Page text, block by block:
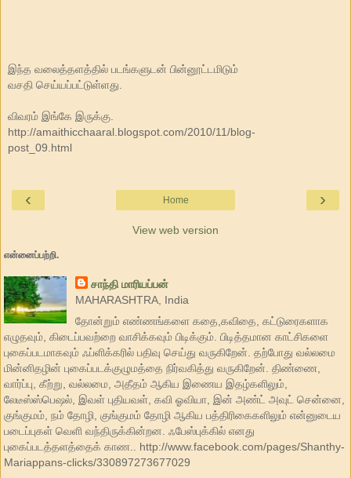
இந்த வலைத்தளத்தில் படங்களுடன் பின்னூட்டமிடும்
வசதி செய்யப்பட்டுள்ளது.
விவரம் இங்கே இருக்கு.
http://amaithicchaaral.blogspot.com/2010/11/blog-
post_09.html
‹ ›
Home
View web version
என்னைப்பற்றி.
சாந்தி மாரியப்பன்
MAHARASHTRA, India
தோன்றும் எண்ணங்களை கதை,கவிதை, கட்டுரைகளாக
எழுதவும், கிடைப்பவற்றை வாசிக்கவும் பிடிக்கும். பிடித்தமான காட்சிகளை
புகைப்படமாகவும் ஃப்ளிக்கரில் பதிவு செய்து வருகிறேன். தற்போது வல்லமை
மின்னிதழின் புகைப்படக்குழுமத்தை நிர்வகித்து வருகிறேன். திண்ணை,
வார்ப்பு, கீற்று, வல்லமை, அதீதம் ஆகிய இணைய இதழ்களிலும்,
லேடீஸ்ஸ்பெஷல், இவள் புதியவள், கவி ஓவியா, இன் அண்ட் அவுட் சென்னை,
குங்குமம், நம் தோழி, குங்குமம் தோழி ஆகிய பத்திரிகைகளிலும் என்னுடைய
படைப்புகள் வெளி வந்திருக்கின்றன. ஃபேஸ்புக்கில் எனது
புகைப்படத்தளத்தைக் காண.. http://www.facebook.com/pages/Shanthy-
Mariappans-clicks/330897273677029